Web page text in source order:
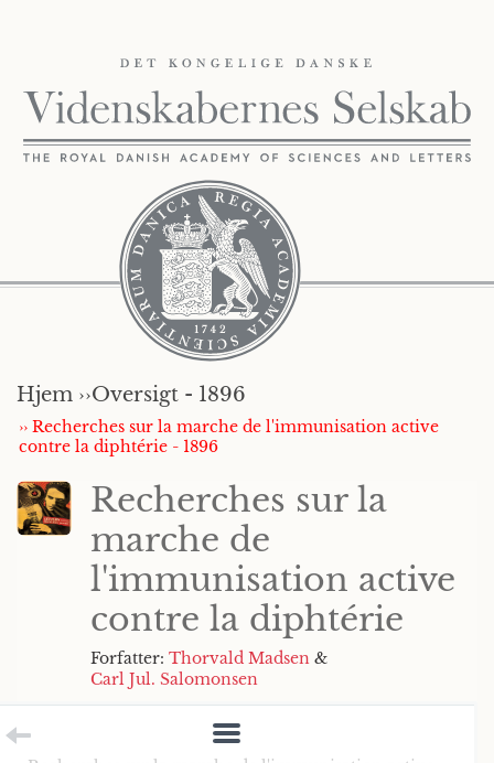
Hjem ››Oversigt - 1896
›› Recherches sur la marche de l'immunisation active
contre la diphtérie - 1896
Recherches sur la
marche de
l'immunisation active
contre la diphtérie
Forfatter: Thorvald Madsen &
Carl Jul. Salomonsen